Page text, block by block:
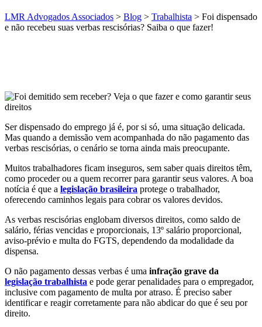
LMR Advogados Associados > Blog > Trabalhista > Foi dispensado
e não recebeu suas verbas rescisórias? Saiba o que fazer!
Ser dispensado do emprego já é, por si só, uma situação delicada.
Mas quando a demissão vem acompanhada do não pagamento das
verbas rescisórias, o cenário se torna ainda mais preocupante.
Muitos trabalhadores ficam inseguros, sem saber quais direitos têm,
como proceder ou a quem recorrer para garantir seus valores. A boa
notícia é que a legislação brasileira protege o trabalhador,
oferecendo caminhos legais para cobrar os valores devidos.
As verbas rescisórias englobam diversos direitos, como saldo de
salário, férias vencidas e proporcionais, 13º salário proporcional,
aviso-prévio e multa do FGTS, dependendo da modalidade da
dispensa.
O não pagamento dessas verbas é uma infração grave da
legislação trabalhista e pode gerar penalidades para o empregador,
inclusive com pagamento de multa por atraso. É preciso saber
identificar e reagir corretamente para não abdicar do que é seu por
direito.